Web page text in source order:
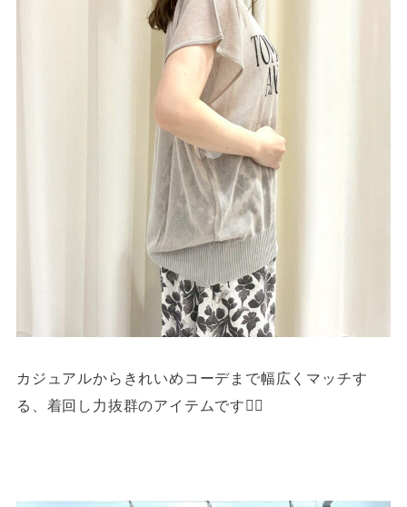
カジュアルからきれいめコーデまで幅広くマッチす
る、着回し力抜群のアイテムです🙆‍♀️